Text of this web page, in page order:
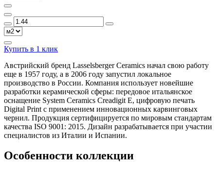
Купить в 1 клик
Австрийский бренд Lasselsberger Ceramics начал свою работу
еще в 1957 году, а в 2006 году запустил локальное
производство в России. Компания использует новейшие
разработки керамической сферы: передовое итальянское
оснащение System Ceramics Creadigit E, цифровую печать
Digital Print с применением инновационных карвинговых
чернил. Продукция сертифицируется по мировым стандартам
качества ISO 9001: 2015. Дизайн разрабатывается при участии
специалистов из Италии и Испании.
Особенности коллекции